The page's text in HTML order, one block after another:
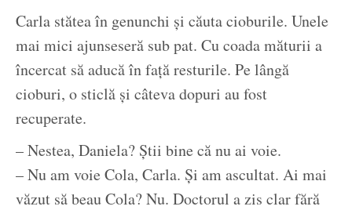
Carla stătea în genunchi și căuta cioburile. Unele
mai mici ajunseseră sub pat. Cu coada măturii a
încercat să aducă în față resturile. Pe lângă
cioburi, o sticlă și câteva dopuri au fost
recuperate.
– Nestea, Daniela? Știi bine că nu ai voie.
– Nu am voie Cola, Carla. Și am ascultat. Ai mai
văzut să beau Cola? Nu. Doctorul a zis clar fără